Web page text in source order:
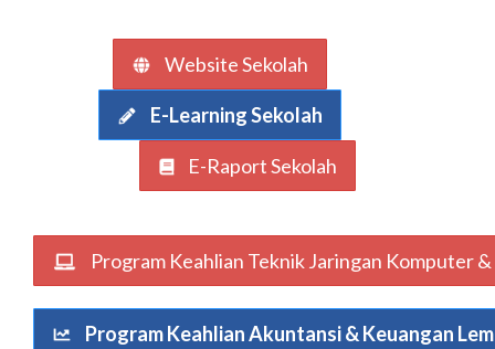
Website Sekolah
E-Learning Sekolah
E-Raport Sekolah
Program Keahlian Teknik Jaringan Komputer
Program Keahlian Akuntansi & Keuangan